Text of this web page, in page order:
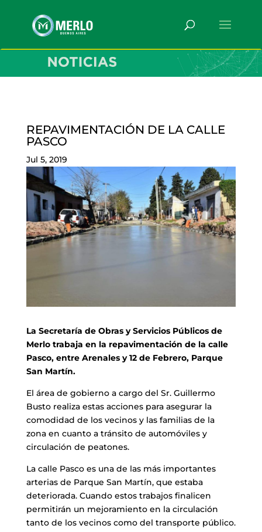
REPAVIMENTACIÓN DE LA CALLE
PASCO
Jul 5, 2019
La Secretaría de Obras y Servicios Públicos de
Merlo trabaja en la repavimentación de la calle
Pasco, entre Arenales y 12 de Febrero, Parque
San Martín.
El área de gobierno a cargo del Sr. Guillermo
Busto realiza estas acciones para asegurar la
comodidad de los vecinos y las familias de la
zona en cuanto a tránsito de automóviles y
circulación de peatones.
La calle Pasco es una de las más importantes
arterias de Parque San Martín, que estaba
deteriorada. Cuando estos trabajos finalicen
permitirán un mejoramiento en la circulación
tanto de los vecinos como del transporte público.